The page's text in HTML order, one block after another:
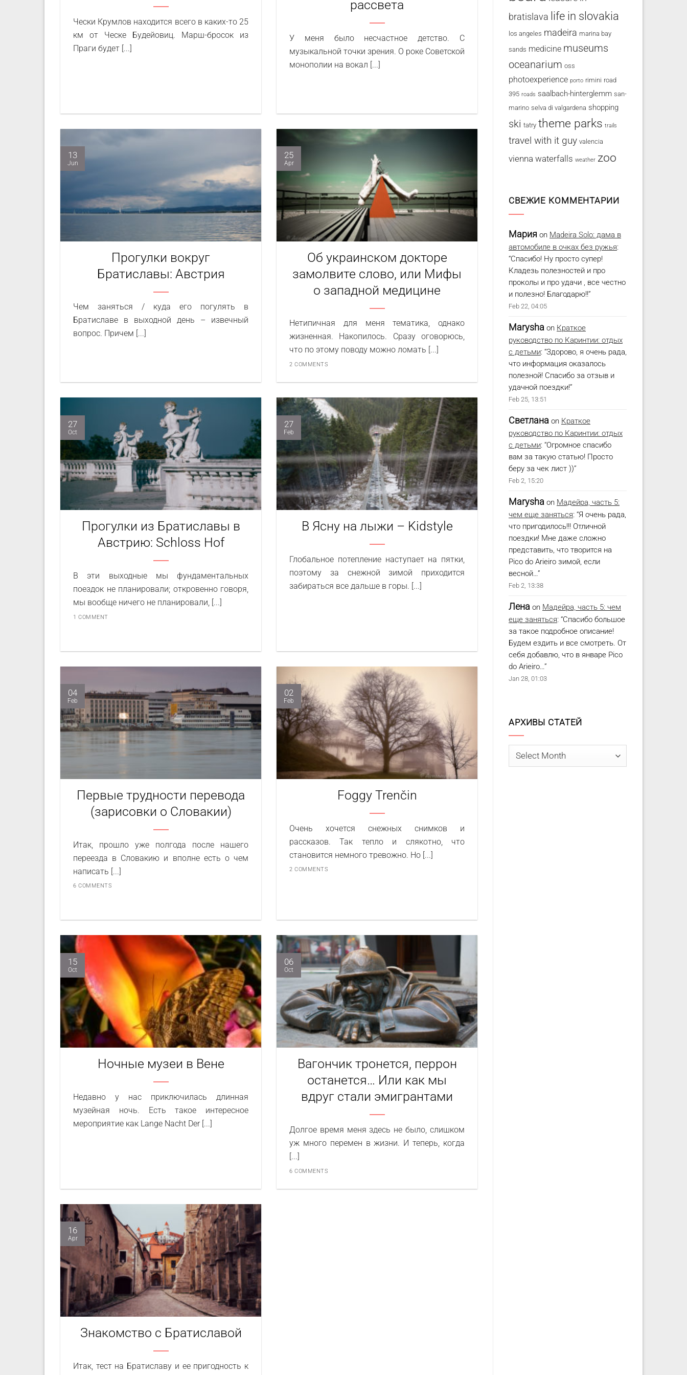
Чески Крумлов находится всего в каких-то 25
км от Ческе Будейовиц. Марш-бросок из
Праги будет [...]
рассвета
У меня было несчастное детство. С
музыкальной точки зрения. О роке Советской
монополии на вокал [...]
Прогулки вокруг
Братиславы: Австрия
Чем заняться / куда его погулять в
Братиславе в выходной день – извечный
вопрос. Причем [...]
13
Jun
Об украинском докторе
замолвите слово, или Мифы
о западной медицине
Нетипичная для меня тематика, однако
жизненная. Накопилось. Сразу оговорюсь,
что по этому поводу можно ломать [...]
2 COMMENTS
25
Apr
Прогулки из Братиславы в
Австрию: Schloss Hof
В эти выходные мы фундаментальных
поездок не планировали; откровенно говоря,
мы вообще ничего не планировали, [...]
1 COMMENT
27
Oct
В Ясну на лыжи – Kidstyle
Глобальное потепление наступает на пятки,
поэтому за снежной зимой приходится
забираться все дальше в горы. [...]
27
Feb
Первые трудности перевода
(зарисовки о Словакии)
Итак, прошло уже полгода после нашего
переезда в Словакию и вполне есть о чем
написать [...]
6 COMMENTS
04
Feb
Foggy Trenčin
Очень хочется снежных снимков и
рассказов. Так тепло и слякотно, что
становится немного тревожно. Но [...]
2 COMMENTS
02
Feb
Ночные музеи в Вене
Недавно у нас приключилась длинная
музейная ночь. Есть такое интересное
мероприятие как Lange Nacht Der [...]
15
Oct
Вагончик тронется, перрон
останется… Или как мы
вдруг стали эмигрантами
Долгое время меня здесь не было, слишком
уж много перемен в жизни. И теперь, когда
[...]
6 COMMENTS
06
Oct
Знакомство с Братиславой
Итак, тест на Братиславу и ее пригодность к
16
Apr
bratislava life in slovakia
los angeles madeira marina bay
sands medicine museums
oceanarium oss
photoexperience porto rimini road
395 roads saalbach-hinterglemm san-
marino selva di valgardena shopping
ski tatry theme parks trails
travel with it guy valencia
vienna waterfalls weather zoo
СВЕЖИЕ КОММЕНТАРИИ
Мария on Madeira Solo: дама в
автомобиле в очках без ружья:
“Спасибо! Ну просто супер!
Кладезь полезностей и про
проколы и про удачи , все честно
и полезно! Благодарю!!”
Feb 22, 04:05
Marysha on Краткое
руководство по Каринтии: отдых
с детьми: “Здорово, я очень рада,
что информация оказалось
полезной! Спасибо за отзыв и
удачной поездки!”
Feb 25, 13:51
Светлана on Краткое
руководство по Каринтии: отдых
с детьми: “Огромное спасибо
вам за такую статью! Просто
беру за чек лист ))”
Feb 2, 15:20
Marysha on Мадейра, часть 5:
чем еще заняться: “Я очень рада,
что пригодилось!!! Отличной
поездки! Мне даже сложно
представить, что творится на
Pico do Arieiro зимой, если
весной…”
Feb 2, 13:38
Лена on Мадейра, часть 5: чем
еще заняться: “Спасибо большое
за такое подробное описание!
Будем ездить и все смотреть. От
себя добавлю, что в январе Pico
do Arieiro…”
Jan 28, 01:03
АРХИВЫ СТАТЕЙ
Архивы
статей